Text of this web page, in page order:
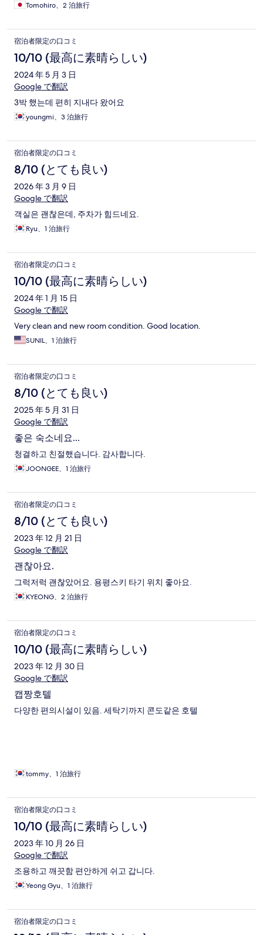
Tomohiro、2 泊旅行
宿泊者限定の口コミ
10/10 (最高に素晴らしい)
2024 年 5 月 3 日
Google で翻訳
3박 했는데 편히 지내다 왔어요
youngmi、3 泊旅行
宿泊者限定の口コミ
8/10 (とても良い)
2026 年 3 月 9 日
Google で翻訳
객실은 괜찮은데, 주차가 힘드네요.
Ryu、1 泊旅行
宿泊者限定の口コミ
10/10 (最高に素晴らしい)
2024 年 1 月 15 日
Google で翻訳
Very clean and new room condition. Good location.
SUNIL、1 泊旅行
宿泊者限定の口コミ
8/10 (とても良い)
2025 年 5 月 31 日
Google で翻訳
좋은 숙소네요...
청결하고 친절했습니다. 감사합니다.
JOONGEE、1 泊旅行
宿泊者限定の口コミ
8/10 (とても良い)
2023 年 12 月 21 日
Google で翻訳
괜찮아요.
그럭저럭 괜찮았어요. 용평스키 타기 위치 좋아요.
KYEONG、2 泊旅行
宿泊者限定の口コミ
10/10 (最高に素晴らしい)
2023 年 12 月 30 日
Google で翻訳
캡짱호텔
다양한 편의시설이 있음. 세탁기까지 콘도같은 호텔
tommy、1 泊旅行
宿泊者限定の口コミ
10/10 (最高に素晴らしい)
2023 年 10 月 26 日
Google で翻訳
조용하고 깨끗함 편안하게 쉬고 갑니다.
Yeong Gyu、1 泊旅行
宿泊者限定の口コミ